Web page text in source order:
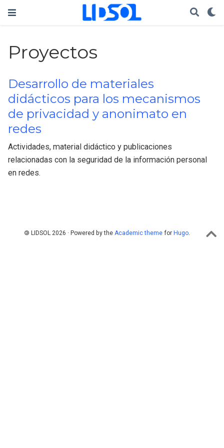
Proyectos
Desarrollo de materiales
didácticos para los mecanismos
de privacidad y anonimato en
redes
Actividades, material didáctico y publicaciones
relacionadas con la seguridad de la información personal
en redes.
🄯 LIDSOL 2026 · Powered by the Academic themefor Hugo.